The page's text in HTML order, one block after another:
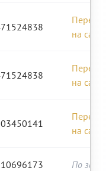
Перейти
на сайт
Перейти
на сайт
Перейти
на сайт
По